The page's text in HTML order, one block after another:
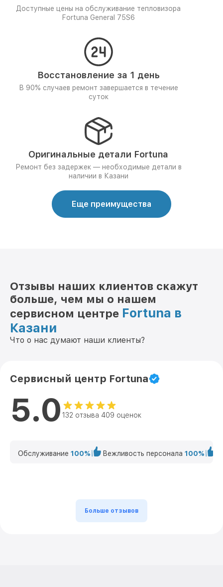
Доступные цены на обслуживание тепловизора
Fortuna General 75S6
Восстановление за 1 день
В 90% случаев ремонт завершается в течение
суток
Оригинальные детали Fortuna
Ремонт без задержек — необходимые детали в
наличии в Казани
Еще преимущества
Отзывы наших клиентов скажут
больше, чем мы о нашем
сервисном центре Fortuna в
Казани
Что о нас думают наши клиенты?
Сервисный центр Fortuna
5.0 132 отзыва 409 оценок
Обслуживание 100% Вежливость персонала 100%
Больше отзывов